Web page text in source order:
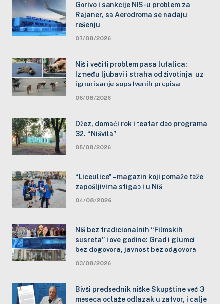
Gorivo i sankcije NIS-u problem za
Rajaner, sa Aerodroma se nadaju
rešenju
07/08/2026
Niš i večiti problem pasa lutalica:
Između ljubavi i straha od životinja, uz
ignorisanje sopstvenih propisa
06/08/2026
Džez, domaći rok i teatar deo programa
32. “Nišvila”
05/08/2026
“Liceulice” – magazin koji pomaže teže
zapošljivima stigao i u Niš
04/08/2026
Niš bez tradicionalnih “Filmskih
susreta” i ove godine: Grad i glumci
bez dogovora, javnost bez odgovora
03/08/2026
Bivši predsednik niške Skupštine već 3
meseca odlaže odlazak u zatvor, i dalje